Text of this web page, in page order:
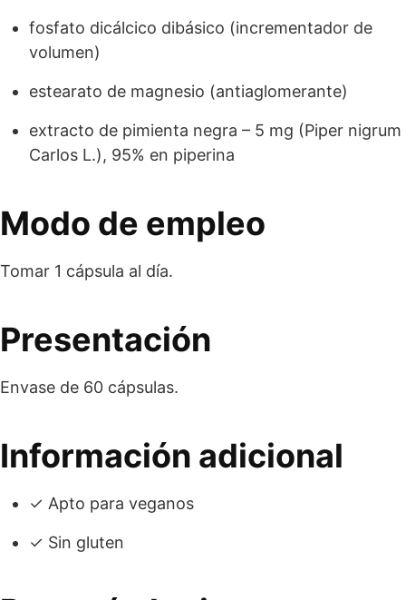
fosfato dicálcico dibásico (incrementador de
volumen)
estearato de magnesio (antiaglomerante)
extracto de pimienta negra – 5 mg (Piper nigrum
Carlos L.), 95% en piperina
Modo de empleo
Tomar 1 cápsula al día.
Presentación
Envase de 60 cápsulas.
Información adicional
✓ Apto para veganos
✓ Sin gluten